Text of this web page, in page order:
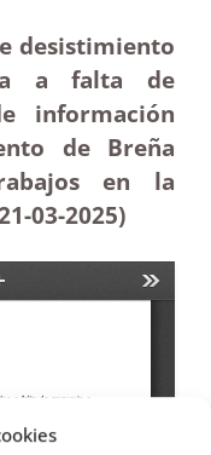
desistimiento
a falta de
información
de Breña
en la
03-2025)